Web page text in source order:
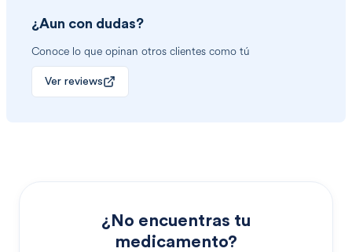
¿Aun con dudas?
Conoce lo que opinan otros clientes como tú
Ver reviews
¿No encuentras tu
medicamento?